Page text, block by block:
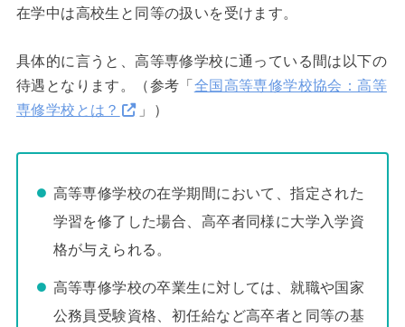
在学中は高校生と同等の扱いを受けます。
具体的に言うと、高等専修学校に通っている間は以下の
待遇となります。（参考「 全国高等専修学校協会：高等
専修学校とは？
」）
高等専修学校の在学期間において、指定された
学習を修了した場合、高卒者同様に大学入学資
格が与えられる。
高等専修学校の卒業生に対しては、就職や国家
公務員受験資格、初任給など高卒者と同等の基